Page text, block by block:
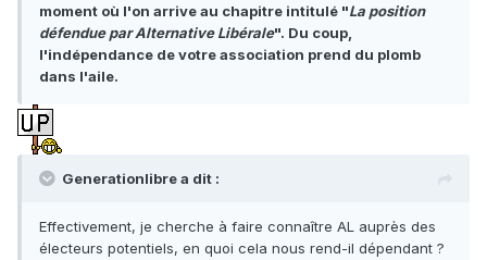
moment où l'on arrive au chapitre intitulé "La position
défendue par Alternative Libérale". Du coup,
l'indépendance de votre association prend du plomb
dans l'aile.
Generationlibre a dit :
Effectivement, je cherche à faire connaître AL auprès des
électeurs potentiels, en quoi cela nous rend-il dépendant ?